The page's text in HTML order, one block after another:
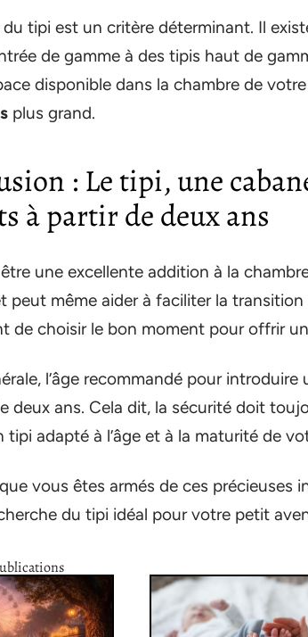
du tipi est un critère déterminant. Il
de gamme à des tipis haut de
disponible dans la chambre de
plus grand.
: Le tipi, une
à partir de deux ans
une excellente addition à la
peut même aider à faciliter la
de choisir le bon moment pour offrir un
l’âge recommandé pour
deux ans. Cela dit, la sécurité doit
tipi adapté à l’âge et à la maturité de
vous êtes armés de ces précieuses
du tipi idéal pour votre petit